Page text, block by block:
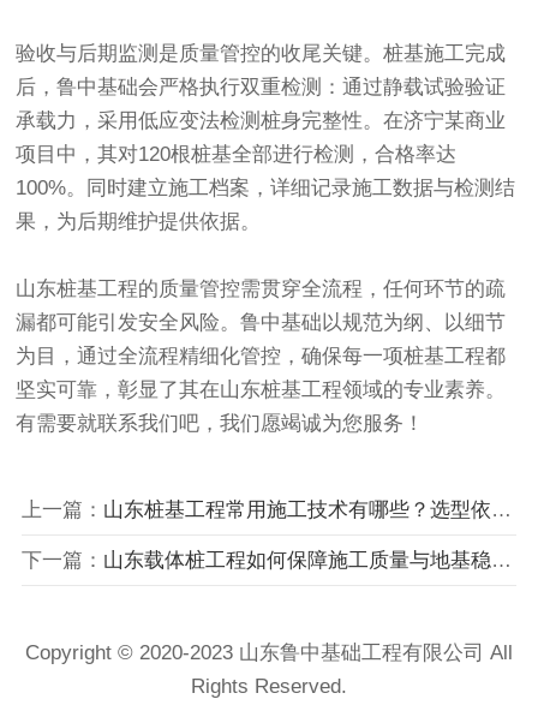
验收与后期监测是质量管控的收尾关键。桩基施工完成
后，鲁中基础会严格执行双重检测：通过静载试验验证
承载力，采用低应变法检测桩身完整性。在济宁某商业
项目中，其对120根桩基全部进行检测，合格率达
100%。同时建立施工档案，详细记录施工数据与检测结
果，为后期维护提供依据。
山东桩基工程的质量管控需贯穿全流程，任何环节的疏
漏都可能引发安全风险。鲁中基础以规范为纲、以细节
为目，通过全流程精细化管控，确保每一项桩基工程都
坚实可靠，彰显了其在山东桩基工程领域的专业素养。
有需要就联系我们吧，我们愿竭诚为您服务！
上一篇： 山东桩基工程常用施工技术有哪些？选型依据看这里
下一篇： 山东载体桩工程如何保障施工质量与地基稳定性？
Copyright © 2020-2023 山东鲁中基础工程有限公司 All
Rights Reserved.